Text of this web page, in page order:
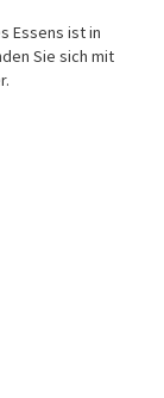
Essens ist in
Sie sich mit